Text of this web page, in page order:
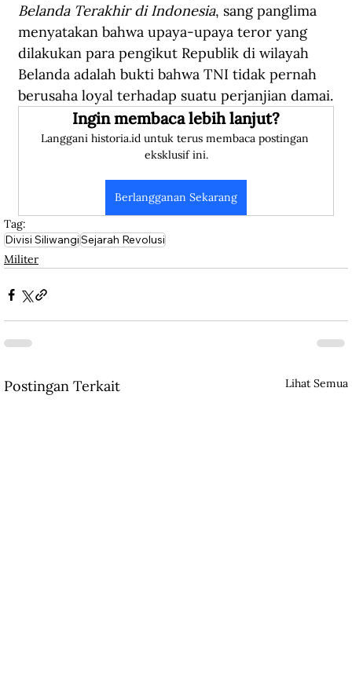
Belanda Terakhir di Indonesia, sang panglima
menyatakan bahwa upaya-upaya teror yang
dilakukan para pengikut Republik di wilayah
Belanda adalah bukti bahwa TNI tidak pernah
berusaha loyal terhadap suatu perjanjian damai.
Ingin membaca lebih lanjut?
Langgani historia.id untuk terus membaca postingan
eksklusif ini.
Berlangganan Sekarang
Tag:
Divisi SiliwangiSejarah Revolusi
Militer
Postingan Terkait Lihat Semua